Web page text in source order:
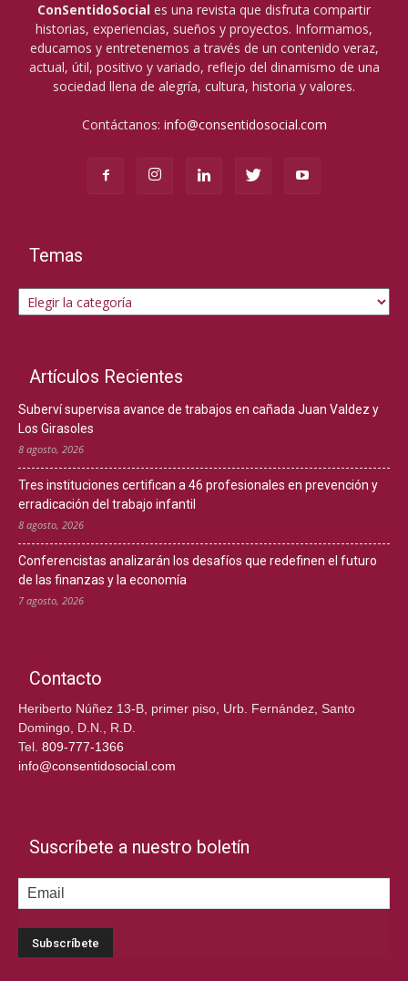
ConSentidoSocial es una revista que disfruta compartir
historias, experiencias, sueños y proyectos. Informamos,
educamos y entretenemos a través de un contenido veraz,
actual, útil, positivo y variado, reflejo del dinamismo de una
sociedad llena de alegría, cultura, historia y valores.
Contáctanos: info@consentidosocial.com
Temas
Temas
Artículos Recientes
Suberví supervisa avance de trabajos en cañada Juan Valdez y
Los Girasoles
8 agosto, 2026
Tres instituciones certifican a 46 profesionales en prevención y
erradicación del trabajo infantil
8 agosto, 2026
Conferencistas analizarán los desafíos que redefinen el futuro
de las finanzas y la economía
7 agosto, 2026
Contacto
Heriberto Núñez 13-B, primer piso, Urb. Fernández, Santo
Domingo, D.N., R.D.
Tel. 809-777-1366
info@consentidosocial.com
Suscríbete a nuestro boletín